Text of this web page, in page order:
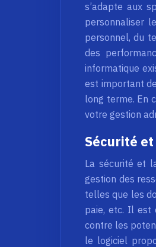
s’adapte aux
personnaliser
personnel, du
des
informatique
est important
long terme. En
votre gestion
Sécurité
La sécurité et
gestion des
telles que les
paie, etc. Il est
contre les
le logiciel